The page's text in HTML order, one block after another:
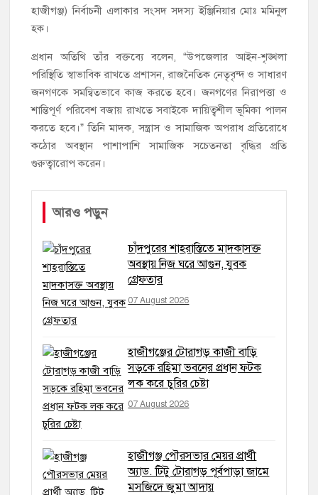
নৌ পুলিশ ফাঁড়ির নাকের ডগায় কারেন্ট জালের দাপট, মতলবে প্রকাশ্যে
নিষিদ্ধ জাল মেরামত ও মাছ শিকার
হাজীগঞ্জ) নির্বাচনী এলাকার সংসদ সদস্য ইঞ্জিনিয়ার মোঃ মমিনুল
হক।
প্রধান অতিথি তাঁর বক্তব্যে বলেন, “উপজেলার আইন-শৃঙ্খলা
পরিস্থিতি স্বাভাবিক রাখতে প্রশাসন, রাজনৈতিক নেতৃবৃন্দ ও সাধারণ
জনগণকে সমন্বিতভাবে কাজ করতে হবে। জনগণের নিরাপত্তা ও
শান্তিপূর্ণ পরিবেশ বজায় রাখতে সবাইকে দায়িত্বশীল ভূমিকা পালন
করতে হবে।” তিনি মাদক, সন্ত্রাস ও সামাজিক অপরাধ প্রতিরোধে
কঠোর অবস্থান পাশাপাশি সামাজিক সচেতনতা বৃদ্ধির প্রতি
গুরুত্বারোপ করেন।
আরও পড়ুন
চাঁদপুরের শাহরাস্তিতে মাদকাসক্ত
অবস্থায় নিজ ঘরে আগুন, যুবক
গ্রেফতার
07 August 2026
হাজীগঞ্জের টোরাগড় কাজী বাড়ি
সড়কে রহিমা ভবনের প্রধান ফটক
লক করে চুরির চেষ্টা
07 August 2026
হাজীগঞ্জ পৌরসভার মেয়র প্রার্থী
অ্যাড. টিটু টোরাগড় পূর্বপাড়া জামে
মসজিদে জুমা আদায়